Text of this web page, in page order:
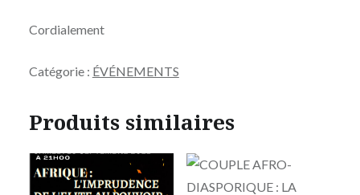
Cordialement
Catégorie : ÉVÉNEMENTS
Produits similaires